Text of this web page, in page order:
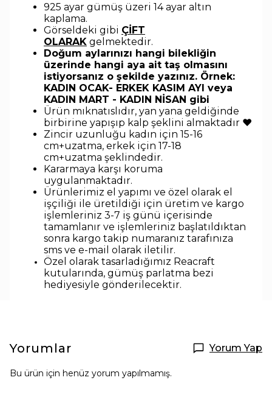
925 ayar gümüş üzeri 14 ayar altın
kaplama.
Görseldeki gibi ÇİFT
OLARAK gelmektedir.
Doğum aylarınızı hangi bilekliğin
üzerinde hangi aya ait taş olmasını
istiyorsanız o şekilde yazınız. Örnek:
KADIN OCAK- ERKEK KASIM AYI veya
KADIN MART - KADIN NİSAN gibi
Ürün mıknatıslıdır, yan yana geldiğinde
birbirine yapışıp kalp şeklini almaktadır ♥
Zincir uzunluğu kadın için 15-16
cm+uzatma, erkek için 17-18
cm+uzatma şeklindedir.
Kararmaya karşı koruma
uygulanmaktadır.
Ürünlerimiz el yapımı ve özel olarak el
işçiliği ile üretildiği için üretim ve kargo
işlemleriniz 3-7 iş günü içerisinde
tamamlanır ve işlemleriniz başlatıldıktan
sonra kargo takip numaranız tarafınıza
sms ve e-mail olarak iletilir.
Özel olarak tasarladığımız Reacraft
kutularında, gümüş parlatma bezi
hediyesiyle gönderilecektir.
Yorumlar Yorum Yap
Bu ürün için henüz yorum yapılmamış.